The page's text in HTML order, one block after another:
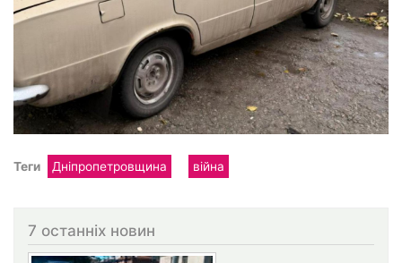
Теги Дніпропетровщина війна
7 останніх новин